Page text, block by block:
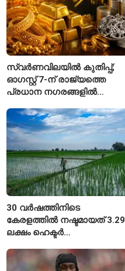
സ്വർണവിലയിൽ കുതിപ്പ്;
ഓഗസ്റ്റ് 7-ന് രാജ്യത്തെ
പ്രധാന നഗരങ്ങളിൽ
30 വർഷത്തിനിടെ
കേരളത്തിൽ നഷ്ടമായത് 3.29
ലക്ഷം ഹെക്ടർ